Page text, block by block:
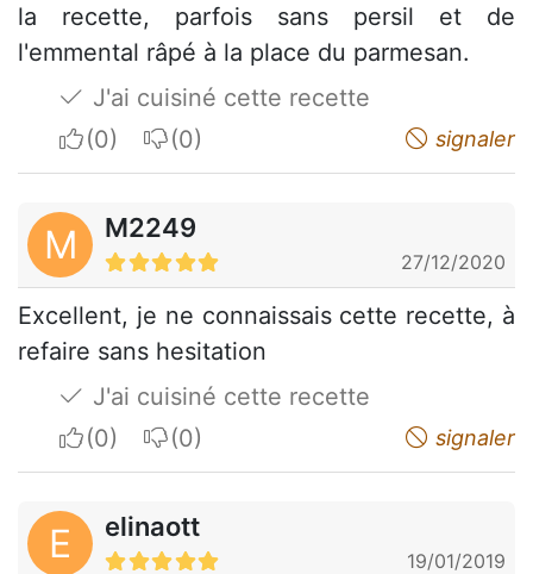
la recette, parfois sans persil et de
l'emmental râpé à la place du parmesan.
J'ai cuisiné cette recette
I apreciateI do not appreciate signaler
M M2249
27/12/2020
Excellent, je ne connaissais cette recette, à
refaire sans hesitation
J'ai cuisiné cette recette
I apreciateI do not appreciate signaler
E elinaott
19/01/2019